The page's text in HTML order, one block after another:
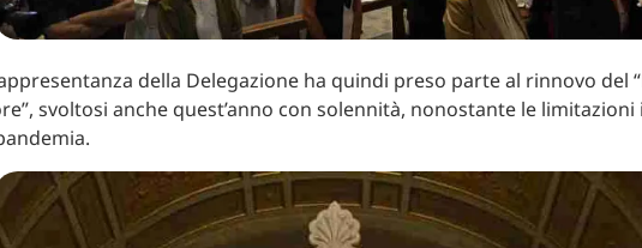
della Delegazione ha quindi preso parte al rinnovo del
svoltosi anche quest’anno con solennità, nonostante le